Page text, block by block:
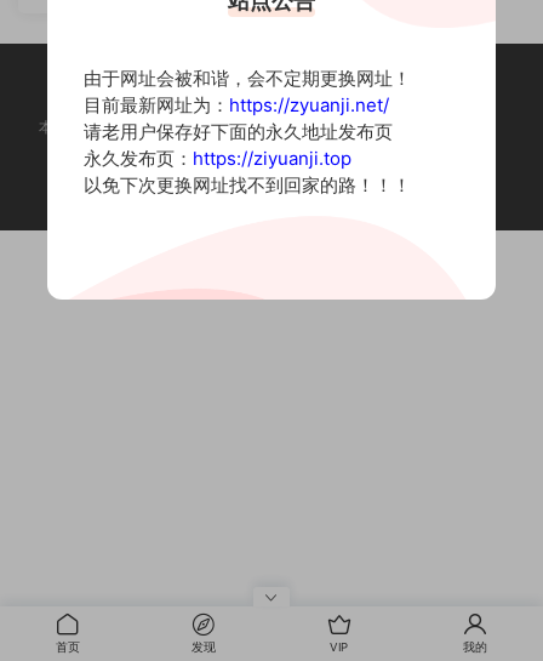
本站为摄影写真图片网站，内容来自网络收集整理，仅作个人学习使用。
如有违法内容请联系删除
Copyright © 2022 资源集
首页 发现 VIP 我的
由于网址会被和谐，会不定期更换网址！
目前最新网址为： https://zyuanji.net/
请老用户保存好下面的永久地址发布页
永久发布页： https://ziyuanji.top
以免下次更换网址找不到回家的路！！！